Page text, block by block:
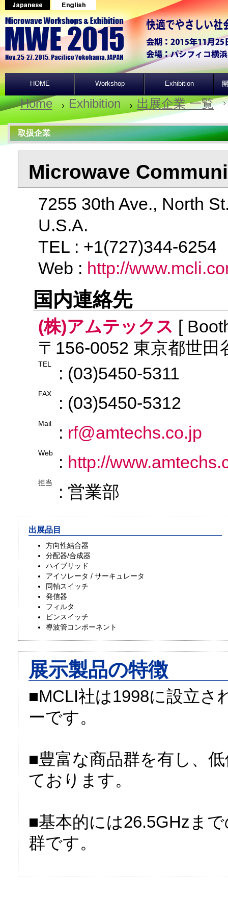
HOME Workshop Exhibition
Home Exhibition 出展企業 一覧
取扱企業
Microwave
7255 30th Ave., North
U.S.A.
TEL : +1(727)344-
Web : http://
国内連絡先
(株)アムテックス [
〒156-0052 東京都世田
TEL : (03)5450-5311
FAX : (03)5450-5312
Mail : rf@amtechs.co.jp
Web : http://
担当 : 営業部
出展品目
方向性結合器
分配器/合成器
ハイブリッド
アイソレータ / サーキュレータ
同軸スイッチ
発信器
フィルタ
ピンスイッチ
導波管コンポーネント
展示製品の特徴
■MCLI社は1998に設立さ
ーです。
■豊富な商品群を有し、
ております。
■基本的には26.5GHzま
群です。